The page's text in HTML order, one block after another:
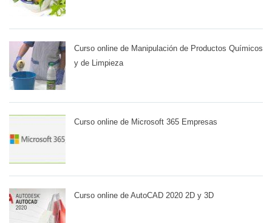
Curso online de Manipulación de Productos Químicos
y de Limpieza
Curso online de Microsoft 365 Empresas
Curso online de AutoCAD 2020 2D y 3D